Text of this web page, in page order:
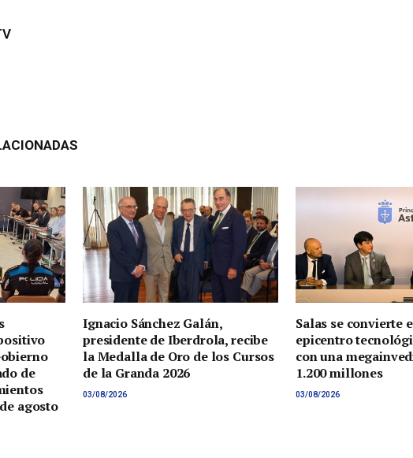
de
agosto
Ignacio Sánchez Galán,
presidente de Iberdrola, recibe
la Medalla de Oro de los Cursos
de la Granda 2026
03/08/2026
Salas se convierte
epicentro
con una
1.200 millones
03/08/2026